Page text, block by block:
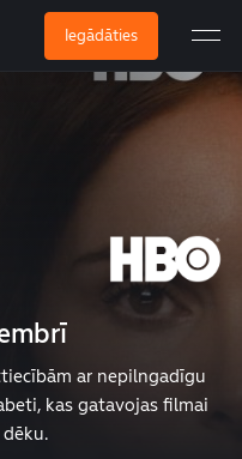
Iegādāties
ar nepilngadīgu
kas gatavojas filmai
dēku.